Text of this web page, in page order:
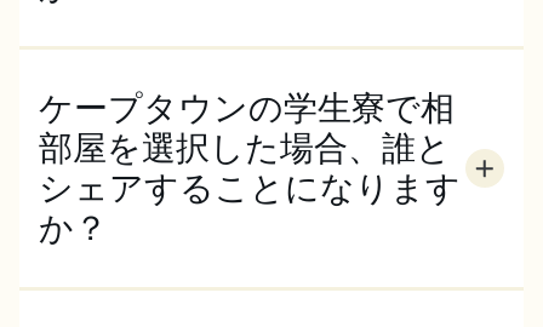
合、一部のレジデンスまたはホームステイでルームシ
さい。
ケープタウンの学生寮で相
部屋を選択した場合、誰と
シェアすることになります
か？
相部屋になる場合、国や言語が異なる学生同士になる